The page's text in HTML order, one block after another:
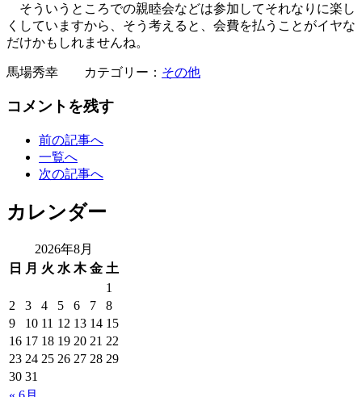
そういうところでの親睦会などは参加してそれなりに楽し
くしていますから、そう考えると、会費を払うことがイヤな
だけかもしれませんね。
馬場秀幸 カテゴリー： その他
コメントを残す
前の記事へ
一覧へ
次の記事へ
カレンダー
2026年8月
日
月 火 水 木 金 土
1
2
3 4 5 6 7
8
9
10 11 12 13 14 15
16 17 18 19 20 21 22
23 24 25 26 27 28 29
30 31